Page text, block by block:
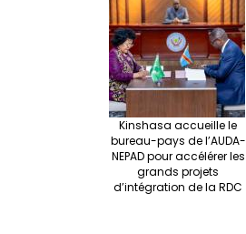
Kinshasa accueille le
bureau-pays de l’AUDA-
NEPAD pour accélérer les
grands projets
d’intégration de la RDC